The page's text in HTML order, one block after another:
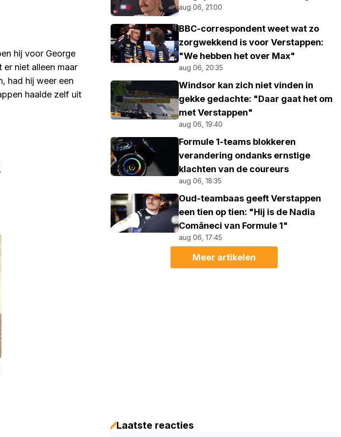
hij voor George
niet alleen maar
had hij weer een
haalde zelf uit
aug 06, 21:00
BBC-correspondent weet wat zo
zorgwekkend is voor Verstappen:
"We hebben het over Max"
aug 06, 20:35
Windsor kan zich niet vinden in
gekke gedachte: "Daar gaat het om
met Verstappen"
aug 06, 19:40
Formule 1-teams blokkeren
verandering ondanks ernstige
klachten van de coureurs
aug 06, 18:35
Oud-teambaas geeft Verstappen
een tien op tien: "Hij is de Nadia
Comăneci van Formule 1"
aug 06, 17:45
Meer artikelen
Laatste reacties